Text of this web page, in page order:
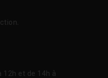
12h et de 14h à